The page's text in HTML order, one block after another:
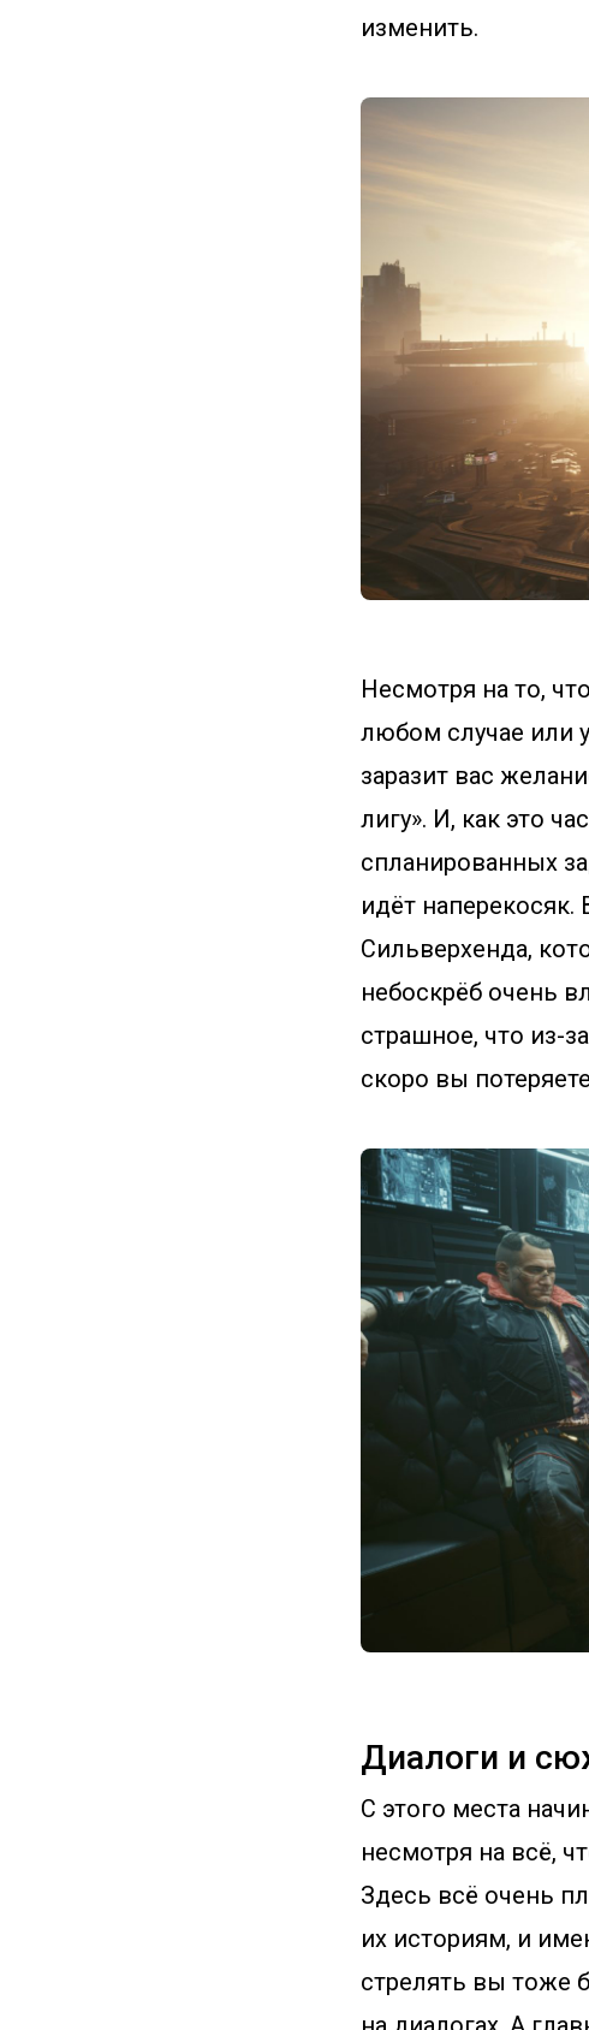
изменить.
Несмотря на то,
любом случае или
заразит вас
лигу». И, как это
спланированных
идёт
Сильверхенда,
небоскрёб очень
страшное, что из-
скоро вы
Диалоги и
С этого места
несмотря на всё,
Здесь всё очень
их историям, и
стрелять вы тоже